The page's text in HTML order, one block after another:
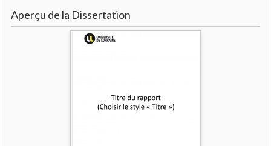
Aperçu de la Dissertation